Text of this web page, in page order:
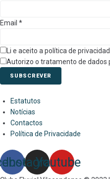
Email *
Li e aceito a política de
Autorizo o tratamento de dados
SUBSCREVER
Estatutos
Notícias
Contactos
Política de Privacidade
Instagram
Youtube